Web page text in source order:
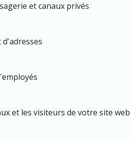
et canaux privés
et les visiteurs de votre site web